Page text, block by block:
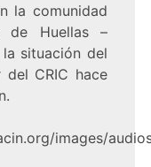
la comunidad
de Huellas –
situación del
CRIC hace
images/